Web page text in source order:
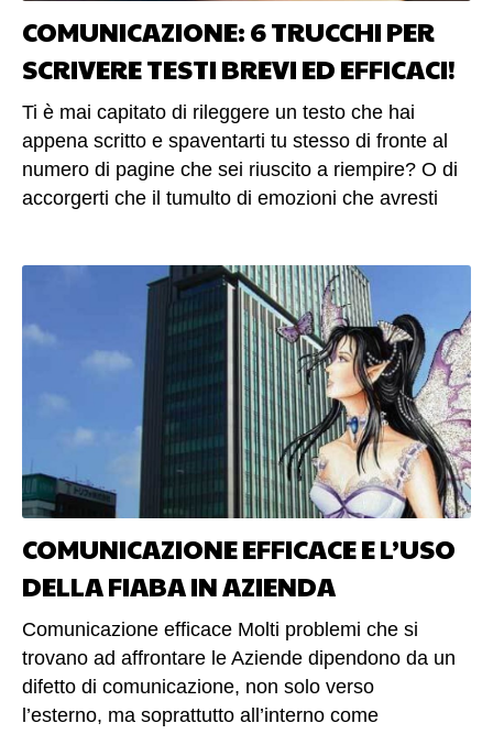
COMUNICAZIONE: 6 TRUCCHI PER
SCRIVERE TESTI BREVI ED EFFICACI!
Ti è mai capitato di rileggere un testo che hai
appena scritto e spaventarti tu stesso di fronte al
numero di pagine che sei riuscito a riempire? O di
accorgerti che il tumulto di emozioni che avresti
quale si confronta chi si approccia alla scrittura è
l’incapacità di scrivere testi brevi ed efficaci.
(altro…)
COMUNICAZIONE EFFICACE E L’USO
DELLA FIABA IN AZIENDA
Comunicazione efficace Molti problemi che si
trovano ad affrontare le Aziende dipendono da un
difetto di comunicazione, non solo verso
l’esterno, ma soprattutto all’interno come